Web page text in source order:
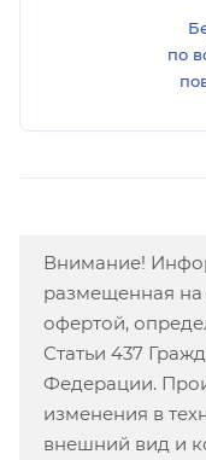
по
Внимание!
размещенная на
офертой,
Статьи 437
Федерации.
изменения в
внешний вид и